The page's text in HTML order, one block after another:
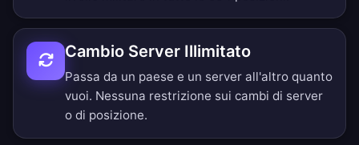
Cambio Server Illimitato
Passa da un paese e un server all'altro quanto
vuoi. Nessuna restrizione sui cambi di server
o di posizione.